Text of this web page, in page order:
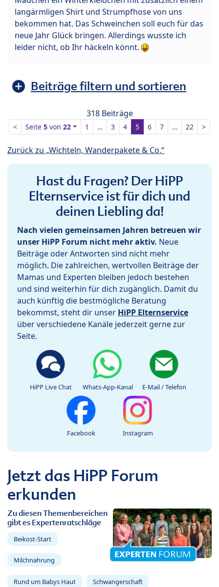
langärmligen Shirt und Strumpfhose von uns
bekommen hat. Das Schweinchen soll euch für das
neue Jahr Glück bringen. Allerdings wusste ich
leider nicht, ob Ihr häckeln könnt.
Beiträge filtern und sortieren
318 Beiträge
< Seite5 von22 1 … 3 4 5 6 7 … 22 >
Zurück zu „Wichteln, Wanderpakete & Co.“
Hast du Fragen? Der HiPP
Elternservice ist für dich und
deinen Liebling da!
Nach vielen gemeinsamen Jahren betreuen wir
unser HiPP Forum nicht mehr aktiv. Neue
Beiträge oder Antworten sind nicht mehr
möglich. Die zahlreichen, wertvollen Beiträge der
Mamas und Experten bleiben jedoch bestehen
und sind weiterhin für dich zugänglich. Damit du
auch künftig die bestmögliche Beratung
bekommst, steht dir unser HiPP Elternservice
über verschiedene Kanäle jederzeit gerne zur
Seite.
HiPP Live Chat Whats-App-Kanal E-Mail / Telefon
Facebook Instagram
Jetzt das HiPP Forum
erkunden
Zu diesen Themenbereichen
gibt es Expertenratschläge
Beikost-Start
Milchnahrung
Rund um Babys Haut Schwangerschaft